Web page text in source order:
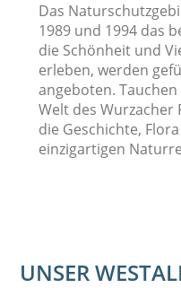
Das
1989 und 1994 das
die Schönheit und
erleben, werden
angeboten.
Welt des Wurzacher
die Geschichte,
einzigartigen
UNSER